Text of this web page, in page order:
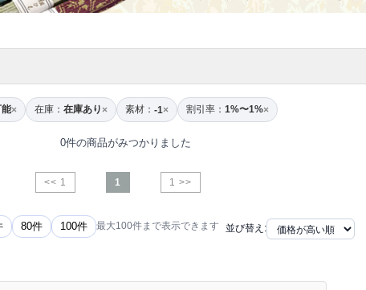
× 在庫： 在庫あり× 素材： -1× 割引率： 1%〜1%×
0件の商品がみつかりました
<< 1 1 1 >>
80件 100件 最大100件まで表示できます 並び替え: